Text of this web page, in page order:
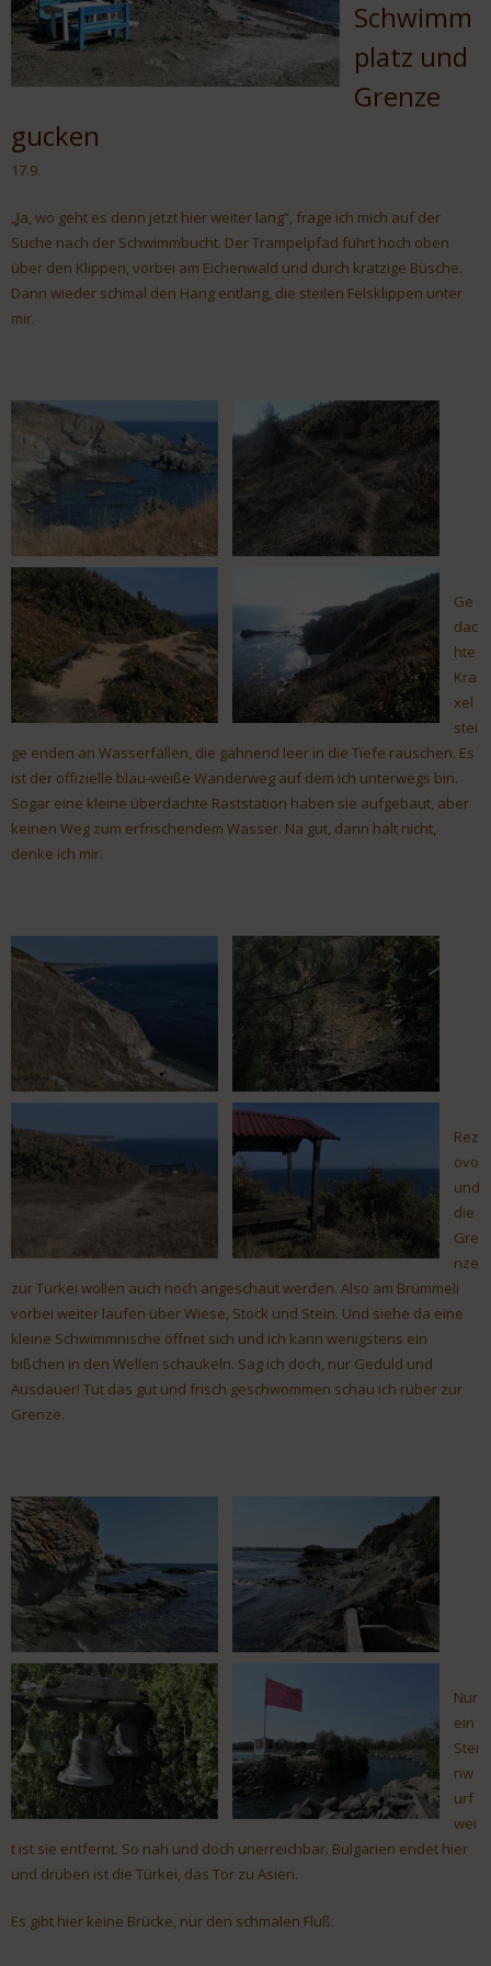
Schwimm
platz und
Grenze
gucken
17.9.
„Ja, wo geht es denn jetzt hier weiter lang“, frage ich mich auf der
Suche nach der Schwimmbucht. Der Trampelpfad führt hoch oben
über den Klippen, vorbei am Eichenwald und durch kratzige Büsche.
Dann wieder schmal den Hang entlang, die steilen Felsklippen unter
mir.
Ge
dac
hte
Kra
xel
stei
ge enden an Wasserfällen, die gähnend leer in die Tiefe rauschen. Es
ist der offizielle blau-weiße Wanderweg auf dem ich unterwegs bin.
Sogar eine kleine überdachte Raststation haben sie aufgebaut, aber
keinen Weg zum erfrischendem Wasser. Na gut, dann halt nicht,
denke ich mir.
Rez
ovo
und
die
Gre
nze
zur Türkei wollen auch noch angeschaut werden. Also am Brummeli
vorbei weiter laufen über Wiese, Stock und Stein. Und siehe da eine
kleine Schwimmnische öffnet sich und ich kann wenigstens ein
bißchen in den Wellen schaukeln. Sag ich doch, nur Geduld und
Ausdauer! Tut das gut und frisch geschwommen schau ich rüber zur
Grenze.
Nur
ein
Stei
nw
urf
wei
t ist sie entfernt. So nah und doch unerreichbar. Bulgarien endet hier
und drüben ist die Türkei, das Tor zu Asien.
Es gibt hier keine Brücke, nur den schmalen Fluß.